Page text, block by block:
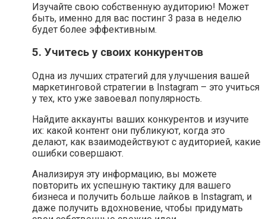
Изучайте свою собственную аудиторию! Может
быть, именно для вас постинг 3 раза в неделю
будет более эффективным.
5. Учитесь у своих конкурентов
Одна из лучших стратегий для улучшения вашей
маркетинговой стратегии в Instagram – это учиться
у тех, кто уже завоевал популярность.
Найдите аккаунты ваших конкурентов и изучите
их: какой контент они публикуют, когда это
делают, как взаимодействуют с аудиторией, какие
ошибки совершают.
Анализируя эту информацию, вы можете
повторить их успешную тактику для вашего
бизнеса и получить больше лайков в Instagram, и
даже получить вдохновение, чтобы придумать